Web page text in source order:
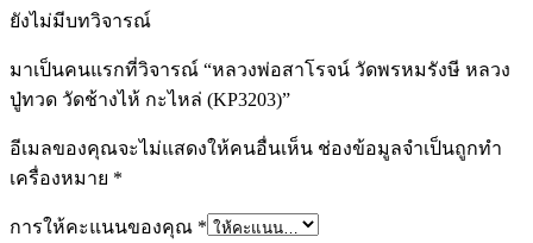
ยังไม่มีบทวิจารณ์
มาเป็นคนแรกที่วิจารณ์ “หลวงพ่อสาโรจน์ วัดพรหมรังษี หลวง
ปู่ทวด วัดช้างไห้ กะไหล่ (KP3203)”
อีเมลของคุณจะไม่แสดงให้คนอื่นเห็น ช่องข้อมูลจำเป็นถูกทำ
เครื่องหมาย *
การให้คะแนนของคุณ *